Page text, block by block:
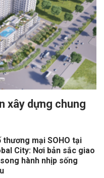
xây dựng chung
thương mại SOHO tại
City: Nơi bản sắc giao
hành nhịp sống